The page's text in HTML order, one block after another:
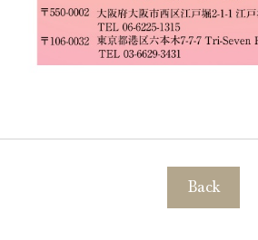
Back